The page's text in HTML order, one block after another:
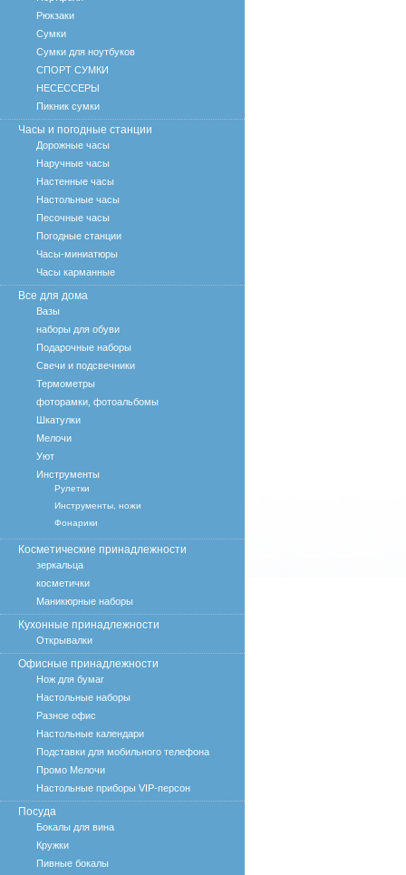
Рюкзаки
Сумки
Сумки для ноутбуков
СПОРТ СУМКИ
НЕСЕССЕРЫ
Пикник сумки
Часы и погодные станции
Дорожные часы
Наручные часы
Настенные часы
Настольные часы
Песочные часы
Погодные станции
Часы-миниатюры
Часы карманные
Все для дома
Вазы
наборы для обуви
Подарочные наборы
Свечи и подсвечники
Термометры
фоторамки, фотоальбомы
Шкатулки
Мелочи
Уют
Инструменты
Рулетки
Инструменты, ножи
Фонарики
Косметические принадлежности
зеркальца
косметички
Маникюрные наборы
Кухонные принадлежности
Открывалки
Офисные принадлежности
Нож для бумаг
Настольные наборы
Разное офис
Настольные календари
Подставки для мобильного телефона
Промо Мелочи
Настольные приборы VIP-персон
Посуда
Бокалы для вина
Кружки
Пивные бокалы